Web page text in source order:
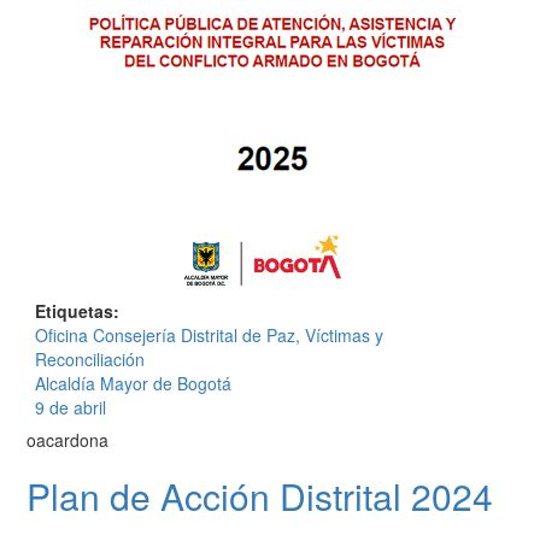
Etiquetas
Oficina Consejería Distrital de Paz, Víctimas y
Reconciliación
Alcaldía Mayor de Bogotá
9 de abril
oacardona
Plan de Acción Distrital 2024